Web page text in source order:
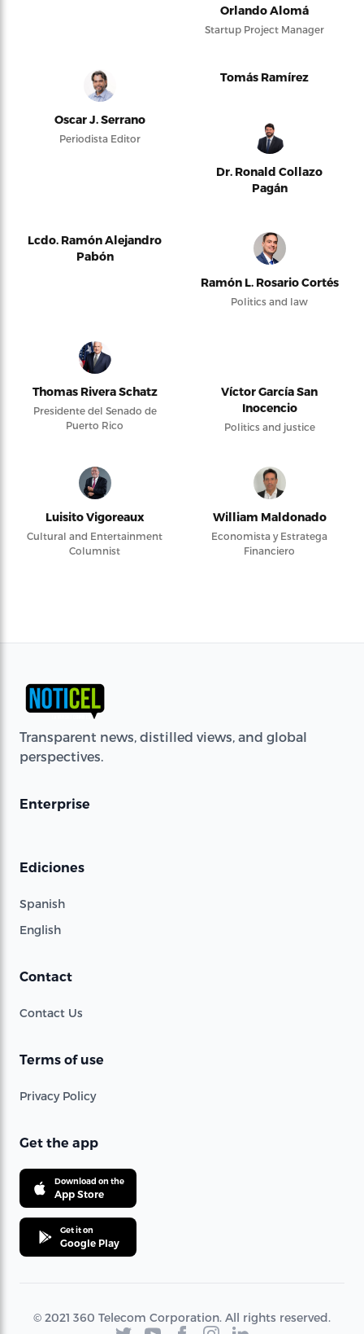
Orlando Alomá
Startup Project Manager
Oscar J. Serrano
Periodista Editor
Tomás Ramírez
Dr. Ronald Collazo
Pagán
Lcdo. Ramón Alejandro
Pabón
Ramón L. Rosario Cortés
Politics and law
Thomas Rivera Schatz
Presidente del Senado de
Puerto Rico
Víctor García San
Inocencio
Politics and justice
Luisito Vigoreaux
Cultural and Entertainment
Columnist
William Maldonado
Economista y Estratega
Financiero
Transparent news, distilled views, and global
perspectives.
Enterprise
Ediciones
Spanish
English
Contact
Contact Us
Terms of use
Privacy Policy
Get the app
Download on the
App Store
Get it on
Google Play
© 2021 360 Telecom Corporation. All rights reserved.